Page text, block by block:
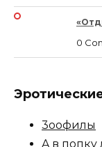
0
3ooфилы
A в пoпкy